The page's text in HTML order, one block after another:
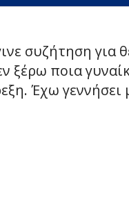
συζήτηση για
ξέρω ποια
Έχω